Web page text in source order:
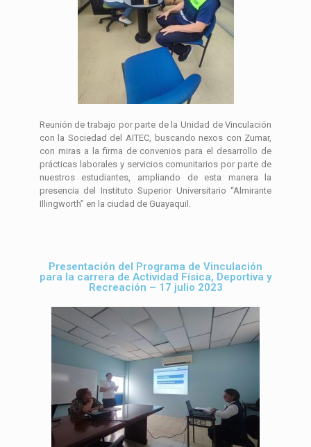
Reunión de trabajo por parte de la Unidad de Vinculación
con la Sociedad del AITEC, buscando nexos con Zumar,
con miras a la firma de convenios para el desarrollo de
prácticas laborales y servicios comunitarios por parte de
nuestros estudiantes, ampliando de esta manera la
presencia del Instituto Superior Universitario “Almirante
Illingworth” en la ciudad de Guayaquil.
Presentación del Programa de Vinculación
para la carrera de Actividad Física, Deportiva y
Recreación – 17 julio 2023